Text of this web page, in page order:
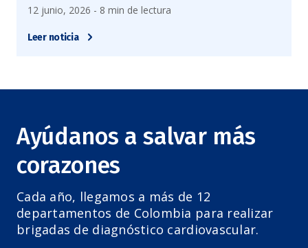
12 junio, 2026 - 8 min de lectura
Leer noticia
Ayúdanos a salvar más
corazones
Cada año, llegamos a más de 12
departamentos de Colombia para realizar
brigadas de diagnóstico cardiovascular.